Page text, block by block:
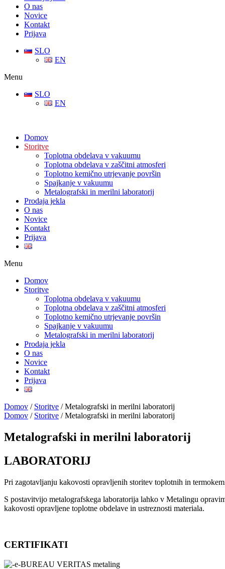
O nas
Novice
Kontakt
Prijava
SLO
EN
Menu
SLO
EN
Domov
Storitve
Toplotna obdelava v vakuumu
Toplotna obdelava v zaščitni atmosferi
Toplotno kemično utrjevanje površin
Spajkanje v vakuumu
Metalografski in merilni laboratorij
Prodaja jekla
O nas
Novice
Kontakt
Prijava
Menu
Domov
Storitve
Toplotna obdelava v vakuumu
Toplotna obdelava v zaščitni atmosferi
Toplotno kemično utrjevanje površin
Spajkanje v vakuumu
Metalografski in merilni laboratorij
Prodaja jekla
O nas
Novice
Kontakt
Prijava
Domov / Storitve /Metalografski in merilni laboratorij
Domov / Storitve /Metalografski in merilni laboratorij
Metalografski in merilni laboratorij
LABORATORIJ
Pri zagotavljanju kakovosti opravljenih storitev toplotnih in
S postavitvijo metalografskega laboratorija lahko v Metalingu
kakovosti opravljene toplotne obdelave in ustreznosti materiala.
CERTIFIKATI